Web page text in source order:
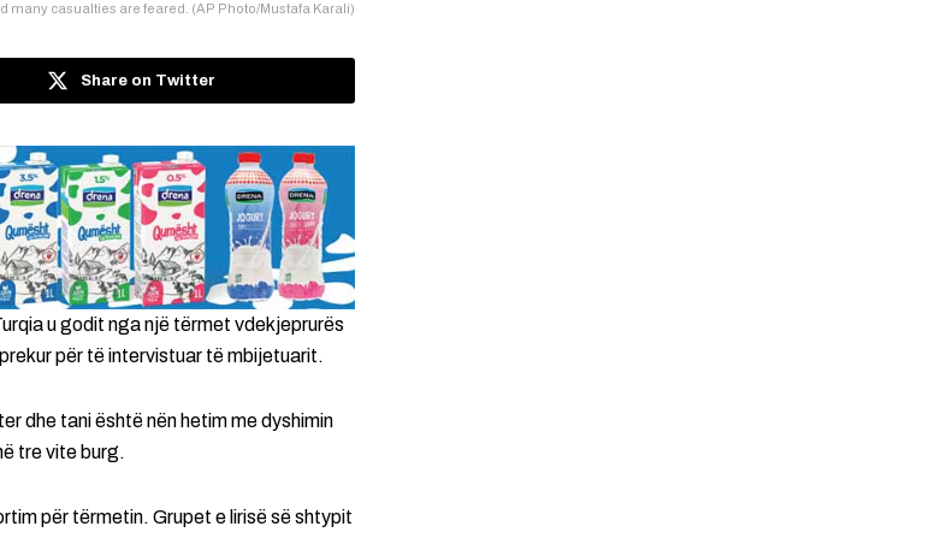
casualties are feared. (AP Photo/Mustafa Karali)
Share on Twitter
u godit nga një tërmet vdekjeprurës
për të intervistuar të mbijetuarit.
dhe tani është nën hetim me dyshimin
tre vite burg.
për tërmetin. Grupet e lirisë së shtypit